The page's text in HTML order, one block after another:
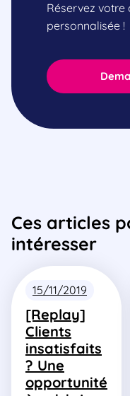
Réservez votre
personnalisée !
Ces articles
intéresser
15/11/2019
[Replay]
Clients
insatisfaits
? Une
opportunité